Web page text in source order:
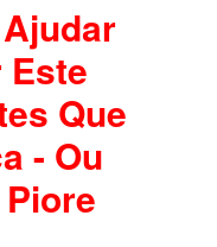
Este
Que
- Ou